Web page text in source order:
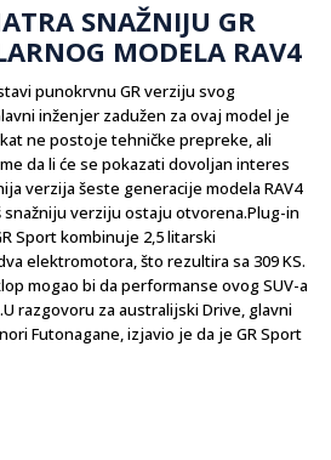
SNAŽNIJU GR
MODELA RAV4
punokrvnu GR verziju svog
inženjer zadužen za ovaj model je
ne postoje tehničke prepreke, ali
da li će se pokazati dovoljan interes
verzija šeste generacije modela RAV4
snažniju verziju ostaju otvorena.Plug-in
Sport kombinuje 2,5 litarski
elektromotora, što rezultira sa 309 KS.
mogao bi da performanse ovog SUV-a
razgovoru za australijski Drive, glavni
Futonagane, izjavio je da je GR Sport